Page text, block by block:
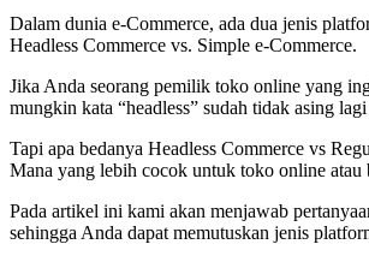
Dalam dunia e-Commerce, ada dua jenis
Headless Commerce vs. Simple e-Commerce.
Jika Anda seorang pemilik toko online yang
mungkin kata “headless” sudah tidak asing
Tapi apa bedanya Headless Commerce vs
Mana yang lebih cocok untuk toko online atau
Pada artikel ini kami akan menjawab
sehingga Anda dapat memutuskan jenis